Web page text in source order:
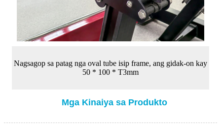
Nagsagop sa patag nga oval tube isip frame, ang gidak-on kay
50 * 100 * T3mm
Mga Kinaiya sa Produkto